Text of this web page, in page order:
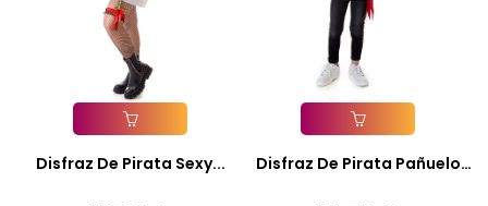
Añadir A La Cesta
Disfraz De Pirata Sexy... Añadir A La Cesta
Disfraz De Pirata Pañuelo